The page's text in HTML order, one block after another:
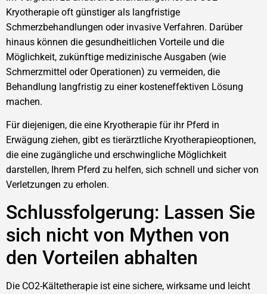
Kryotherapie oft günstiger als langfristige
Schmerzbehandlungen oder invasive Verfahren. Darüber
hinaus können die gesundheitlichen Vorteile und die
Möglichkeit, zukünftige medizinische Ausgaben (wie
Schmerzmittel oder Operationen) zu vermeiden, die
Behandlung langfristig zu einer kosteneffektiven Lösung
machen.
Für diejenigen, die eine Kryotherapie für ihr Pferd in
Erwägung ziehen, gibt es tierärztliche Kryotherapieoptionen,
die eine zugängliche und erschwingliche Möglichkeit
darstellen, Ihrem Pferd zu helfen, sich schnell und sicher von
Verletzungen zu erholen.
Schlussfolgerung: Lassen Sie
sich nicht von Mythen von
den Vorteilen abhalten
Die CO2-Kältetherapie ist eine sichere, wirksame und leicht